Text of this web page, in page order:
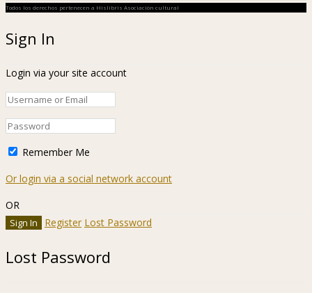
Todos los derechos pertenecen a Hislibris Asociación cultural
Sign In
Login via your site account
Remember Me
Or login via a social network account
OR
Register Lost Password
Lost Password